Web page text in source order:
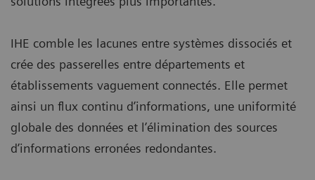
IHE comble les lacunes entre systèmes dissociés et
crée des passerelles entre départements et
établissements vaguement connectés. Elle permet
ainsi un flux continu d’informations, une uniformité
globale des données et l’élimination des sources
d’informations erronées redondantes.